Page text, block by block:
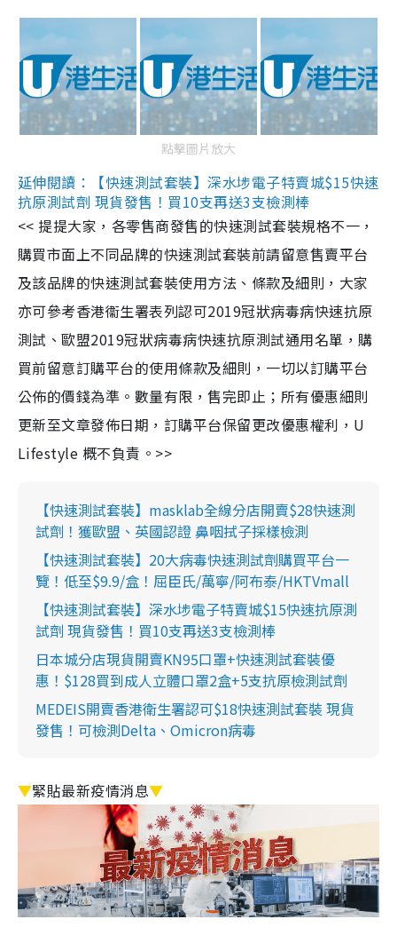
點擊圖片放大
延伸閱讀：【快速測試套裝】深水埗電子特賣城$15快速
抗原測試劑 現貨發售！買10支再送3支檢測棒
<< 提提大家，各零售商發售的快速測試套裝規格不一，
購買市面上不同品牌的快速測試套裝前請留意售賣平台
及該品牌的快速測試套裝使用方法、條款及細則，大家
亦可參考香港衞生署表列認可2019冠狀病毒病快速抗原
測試、歐盟2019冠狀病毒病快速抗原測試通用名單，購
買前留意訂購平台的使用條款及細則，一切以訂購平台
公佈的價錢為準。數量有限，售完即止；所有優惠細則
更新至文章發佈日期，訂購平台保留更改優惠權利，U
Lifestyle 概不負責。>>
【快速測試套裝】masklab全線分店開賣$28快速測
試劑！獲歐盟、英國認證 鼻咽拭子採樣檢測
【快速測試套裝】20大病毒快速測試劑購買平台一
覽！低至$9.9/盒！屈臣氏/萬寧/阿布泰/HKTVmall
【快速測試套裝】深水埗電子特賣城$15快速抗原測
試劑 現貨發售！買10支再送3支檢測棒
日本城分店現貨開賣KN95口罩+快速測試套裝優
惠！$128買到成人立體口罩2盒+5支抗原檢測試劑
MEDEIS開賣香港衛生署認可$18快速測試套裝 現貨
發售！可檢測Delta、Omicron病毒
▼緊貼最新疫情消息▼